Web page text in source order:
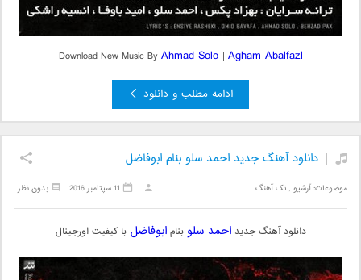
Download New Music ByAhmad Solo | Agham Abalfazl
ادامه مطلب و دانلود
دانلود آهنگ جدید احمد سلو بنام ابوفاضل
موضوعات:آرشیو ,تک آهنگ بدون نظر 11 سپتامبر 2016
دانلود آهنگ جدیداحمد سلوبنامابوفاضلبا کیفیت اورجینال